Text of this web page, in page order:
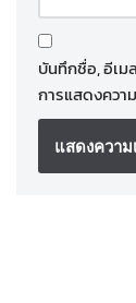
บันทึกชื่อ, อีเม
การแสดงควา